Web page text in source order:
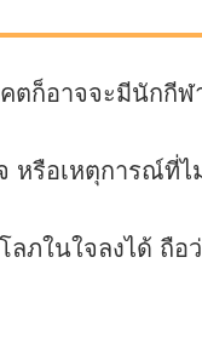
ตก็อาจจะมีนักกี
หรือเหตุการณ์ที่
ภในใจลงได้ ถือ